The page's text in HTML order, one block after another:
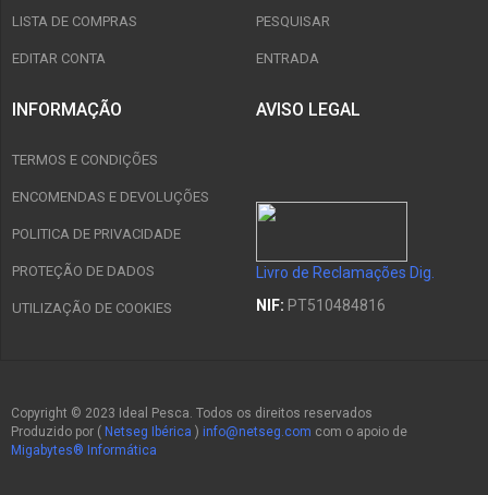
LISTA DE COMPRAS
EDITAR CONTA
PESQUISAR
ENTRADA
INFORMAÇÃO
TERMOS E CONDIÇÕES
ENCOMENDAS E DEVOLUÇÕES
POLITICA DE PRIVACIDADE
PROTEÇÃO DE DADOS
UTILIZAÇÃO DE COOKIES
AVISO LEGAL
Livro de Reclamações Dig.
NIF: PT510484816
Copyright © 2023 Ideal Pesca. Todos os direitos reservados
Produzido por ( Netseg Ibérica ) info@netseg.com com o apoio de
Migabytes® Informática